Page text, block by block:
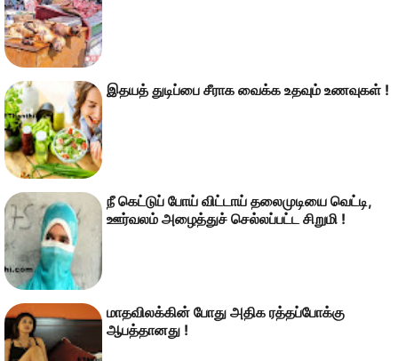
இதயத் துடிப்பை சீராக வைக்க உதவும் உணவுகள் !
நீ கெட்டுப் போய் விட்டாய் தலைமுடியை வெட்டி,
ஊர்வலம் அழைத்துச் செல்லப்பட்ட சிறுமி !
மாதவிலக்கின் போது அதிக ரத்தப்போக்கு
ஆபத்தானது !